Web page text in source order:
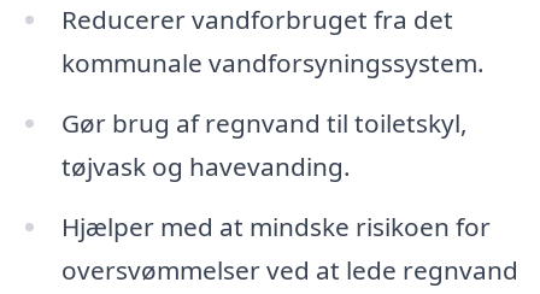
Reducerer vandforbruget fra det
kommunale vandforsyningssystem.
Gør brug af regnvand til toiletskyl,
tøjvask og havevanding.
Hjælper med at mindske risikoen for
oversvømmelser ved at lede regnvand